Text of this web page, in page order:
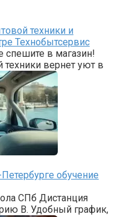
техники и
Технобытсервис
спешите в магазин!
вернет уют в
обучение
СПб Дистанция
B. Удобный график,